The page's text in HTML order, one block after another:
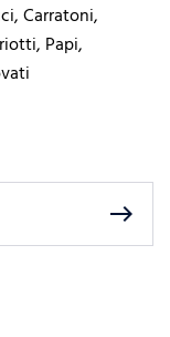
Carratoni,
Papi,
east